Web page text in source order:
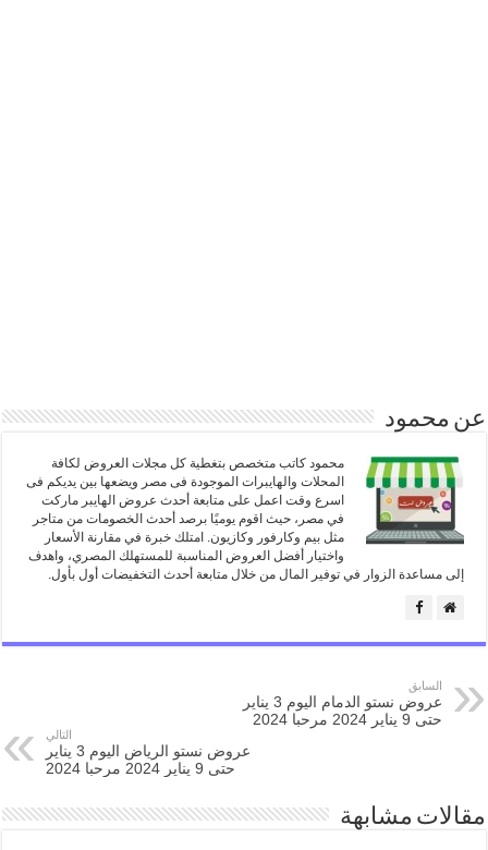
عن محمود
محمود كاتب متخصص بتغطية كل مجلات العروض لكافة
المحلات والهايبرات الموجودة فى مصر ويضعها بين يديكم فى
اسرع وقت اعمل على متابعة أحدث عروض الهايبر ماركت
في مصر، حيث اقوم يوميًا برصد أحدث الخصومات من متاجر
مثل بيم وكارفور وكازيون. امتلك خبرة في مقارنة الأسعار
واختيار أفضل العروض المناسبة للمستهلك المصري، واهدف
إلى مساعدة الزوار في توفير المال من خلال متابعة أحدث التخفيضات أول بأول.
السابق
عروض نستو الدمام اليوم 3 يناير
حتى 9 يناير 2024 مرحبا 2024
التالي
عروض نستو الرياض اليوم 3 يناير
حتى 9 يناير 2024 مرحبا 2024
مقالات مشابهة